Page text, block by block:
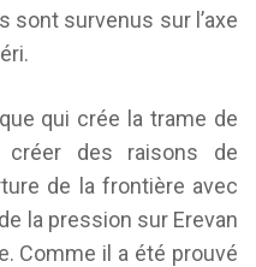
survenus sur l’axe
qui crée la trame de
créer des raisons de
de la frontière avec
la pression sur Erevan
Comme il a été prouvé